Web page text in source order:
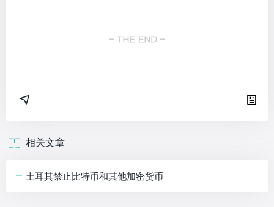
相关文章
土耳其禁止比特币和其他加密货币